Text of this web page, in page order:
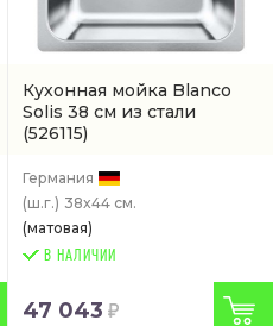
Кухонная мойка Blanco
Solis 38 см из стали
(526115)
Германия
(ш.г.) 38x44 см.
(матовая)
В НАЛИЧИИ
47 043